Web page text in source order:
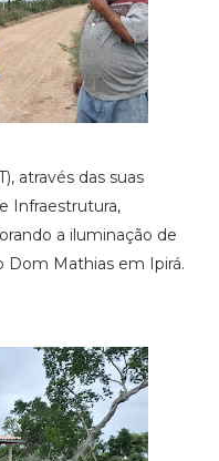
através das suas
Infraestrutura,
a iluminação de
Dom Mathias em Ipirá.